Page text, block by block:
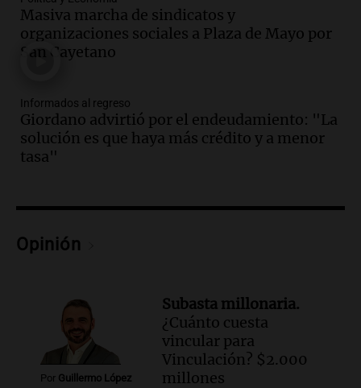
Audio.El abuelo de Agostina Vega, tras
las nuevas detenciones: "En esa casa
todos tenían algo que ver"
Audio.Una nutricionista derribó el mito
del desayuno ideal: qué alimentos
conviene priorizar
Audio.
Mateo, a los 25 años, lucha
contra el tiempo: necesita un trasplante
para poder seguir viviend
Una mañana para todos
Episodios
Masiva marcha de sindicatos y
organizaciones sociales a Plaza de Mayo por
San Cayetano
Informados al regreso
Giordano advirtió por el endeudamiento: "La
solución es que haya más crédito y a menor
tasa"
Opinión
Por Guillermo López
Subasta millonaria.
¿Cuánto cuesta
vincular para
Vinculación? $2.000
millones